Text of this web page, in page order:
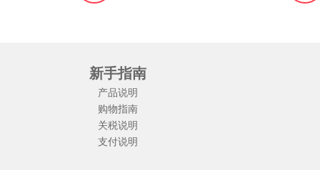
新手指南
产品说明
购物指南
关税说明
支付说明